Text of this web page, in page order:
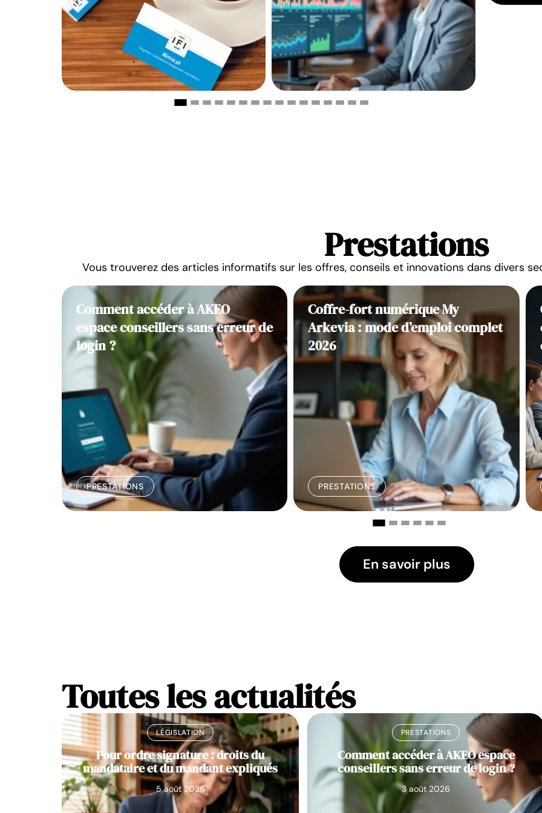
Prestations
Vous trouverez des articles informatifs sur les offres, conseils et innovations dans divers
Comment accéder à AKEO
espace conseillers sans erreur de
login ?
PRESTATIONS
Coffre-fort numérique My
Arkevia : mode d’emploi complet
2026
PRESTATIONS
En savoir plus
Toutes les actualités
LÉGISLATION
Pour ordre signature : droits du
mandataire et du mandant expliqués
5 août 2026
PRESTATIONS
Comment accéder à AKEO espace
conseillers sans erreur de login ?
3 août 2026